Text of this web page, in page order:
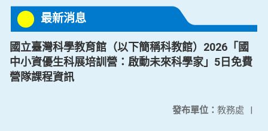
最新消息
國立臺灣科學教育館（以下簡稱科教館）2026「國
中小資優生科展培訓營：啟動未來科學家」5日免費
營隊課程資訊
發布單位： 教務處 |